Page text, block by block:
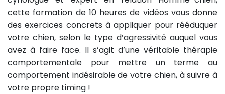
cette formation de 10 heures de vidéos vous donne
des exercices concrets à appliquer pour rééduquer
votre chien, selon le type d’agressivité auquel vous
avez à faire face. Il s’agit d’une véritable thérapie
comportementale pour mettre un terme au
comportement indésirable de votre chien, à suivre à
votre propre timing !